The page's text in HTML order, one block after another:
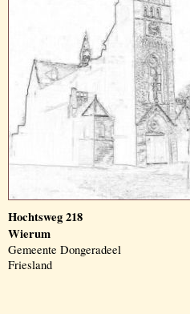
Hochtsweg 218
Wierum
Gemeente Dongeradeel
Friesland